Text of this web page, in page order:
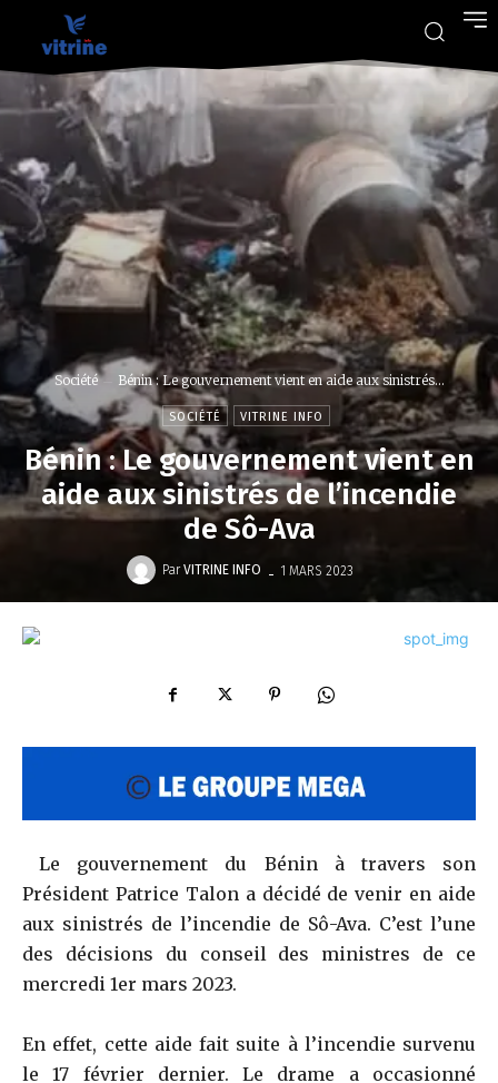
Société Bénin : Le gouvernement vient en aide aux sinistrés...
SOCIÉTÉ VITRINE INFO
Bénin : Le gouvernement vient en
aide aux sinistrés de l’incendie
de Sô-Ava
Par VITRINE INFO - 1 MARS 2023
Le gouvernement du Bénin à travers son
Président Patrice Talon a décidé de venir en aide
aux sinistrés de l’incendie de Sô-Ava. C’est l’une
des décisions du conseil des ministres de ce
mercredi 1er mars 2023.
En effet, cette aide fait suite à l’incendie survenu
le 17 février dernier. Le drame a occasionné